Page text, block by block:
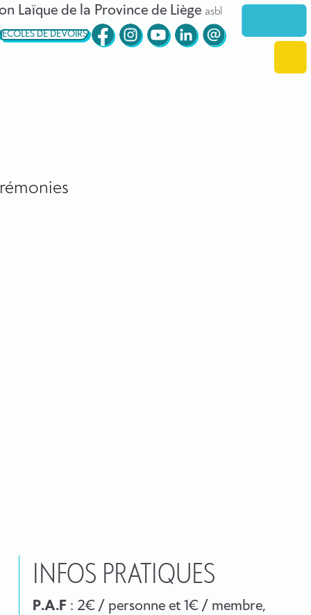
Laïque de la Province de Liège asbl
ÉCOLES DE DEVOIRS
INFOS PRATIQUES
P.A.F: 2€ / personne et 1€ / membre,